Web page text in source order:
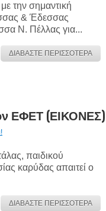
την σημαντική
& Έδεσσας
Ν. Πέλλας για...
ΔΙΑΒΑΣΤΕ ΠΕΡΙΣΣΟΤΕΡΑ
ΕΦΕΤ (ΕΙΚΟΝΕΣ)
παιδικού
καρύδας απαιτεί ο
ΔΙΑΒΑΣΤΕ ΠΕΡΙΣΣΟΤΕΡΑ